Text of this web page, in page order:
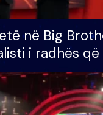
në Big
i radhës